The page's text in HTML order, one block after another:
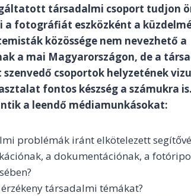
társadalmi csoport tudjon
fotográfiát eszközként a
közössége nem nevezhető a
a mai Magyarországon, de a
csoportok helyzetének
fontos készség a számukra
a leendő médiamunkásokat:
problémák iránt elkötelezett
a dokumentációnak, a
társadalmi témákat?